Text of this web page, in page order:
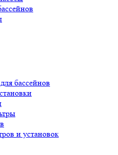
бассейнов
и установок